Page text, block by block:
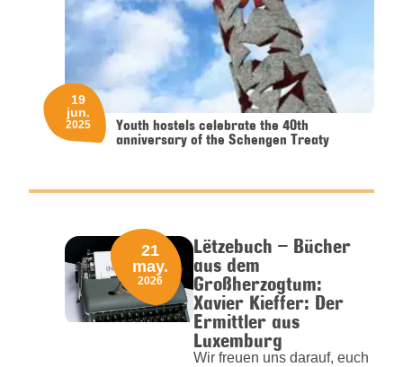
Youth hostels celebrate the 40th
anniversary of the Schengen Treaty
19
jun.
2025
Lëtzebuch – Bücher
aus dem
Großherzogtum:
Xavier Kieffer: Der
Ermittler aus
Luxemburg
Wir freuen uns darauf, euch
21
may.
2026